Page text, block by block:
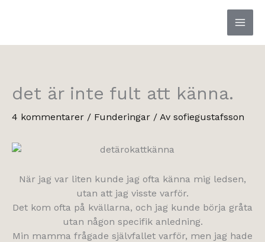
det är inte fult att känna.
4 kommentarer / Funderingar / Av sofiegustafsson
När jag var liten kunde jag ofta känna mig ledsen,
utan att jag visste varför.
Det kom ofta på kvällarna, och jag kunde börja gråta
utan någon specifik anledning.
Min mamma frågade självfallet varför, men jag hade